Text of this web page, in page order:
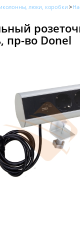
люки, коробки
пр-во Donel